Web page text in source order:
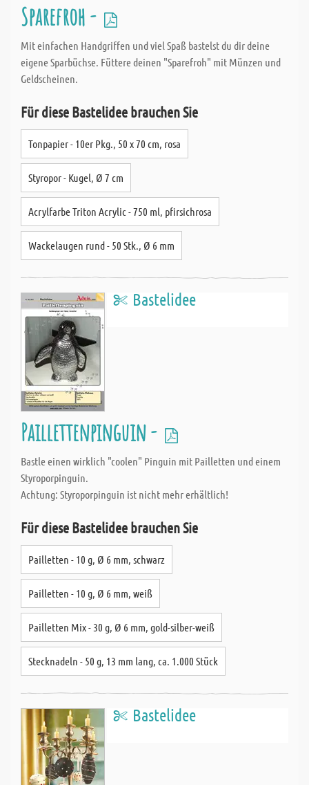
Sparefroh -
Mit einfachen Handgriffen und viel Spaß bastelst du dir deine
eigene Sparbüchse. Füttere deinen "Sparefroh" mit Münzen und
Geldscheinen.
Für diese Bastelidee brauchen Sie
Tonpapier - 10er Pkg., 50 x 70 cm, rosa
Styropor - Kugel, Ø 7 cm
Acrylfarbe Triton Acrylic - 750 ml, pfirsichrosa
Wackelaugen rund - 50 Stk., Ø 6 mm
Bastelidee
Paillettenpinguin -
Bastle einen wirklich "coolen" Pinguin mit Pailletten und einem
Styroporpinguin.
Achtung: Styroporpinguin ist nicht mehr erhältlich!
Für diese Bastelidee brauchen Sie
Pailletten - 10 g, Ø 6 mm, schwarz
Pailletten - 10 g, Ø 6 mm, weiß
Pailletten Mix - 30 g, Ø 6 mm, gold-silber-weiß
Stecknadeln - 50 g, 13 mm lang, ca. 1.000 Stück
Bastelidee